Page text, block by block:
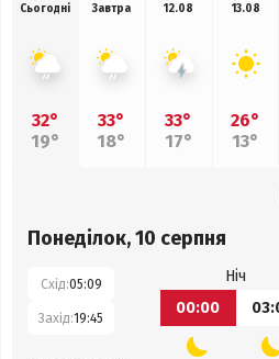
Сьогодні
32°
19°
Завтра
33°
18°
12.08
33°
17°
13.08
26°
13°
Понеділок, 10 серпня
Схід:05:09
Захід:19:45
Ніч
00:00